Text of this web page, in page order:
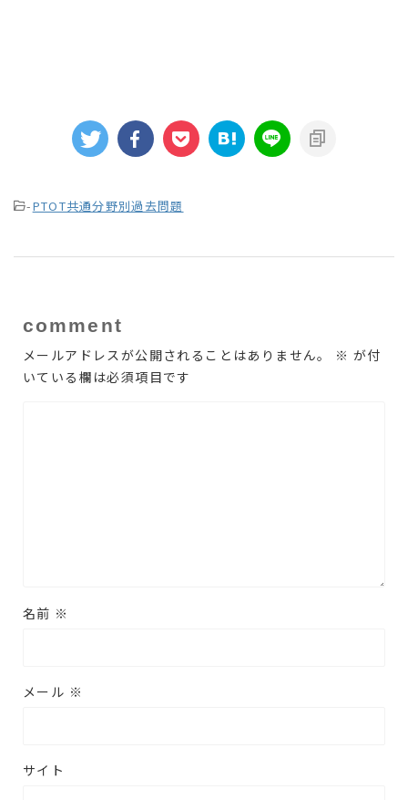
-PTOT共通分野別過去問題
comment
メールアドレスが公開されることはありません。 ※ が付
いている欄は必須項目です
名前 ※
メール ※
サイト